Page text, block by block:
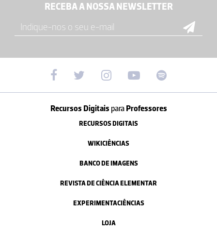
RECEBA A NOSSA NEWSLETTER
Recursos Digitais paraProfessores
RECURSOS DIGITAIS
WIKICIÊNCIAS
BANCO DE IMAGENS
REVISTA DE CIÊNCIA ELEMENTAR
EXPERIMENTACIÊNCIAS
LOJA